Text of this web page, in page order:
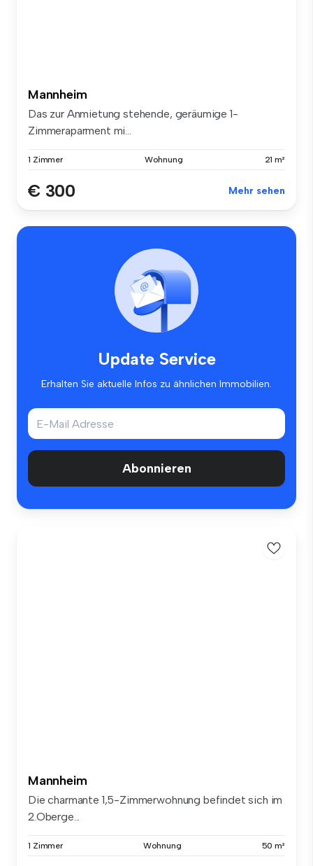
Mannheim
Das zur Anmietung stehende, geräumige 1-
Zimmeraparment mi...
1 Zimmer Wohnung 21 m²
€ 300 Mehr sehen
Update Service
Erhalten Sie aktuelle Infos zu ähnlichen Immobilien.
Abonnieren
Mannheim
Die charmante 1,5-Zimmerwohnung befindet sich im
2.Oberge...
1 Zimmer Wohnung 50 m²